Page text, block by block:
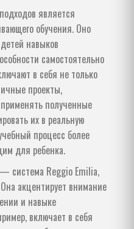
является
обучения. Оно
навыков
самостоятельно
в себя не только
проекты,
полученные
их в реальную
процесс более
для ребенка.
система Reggio Emilia,
акцентирует внимание
и навыке
включает в себя